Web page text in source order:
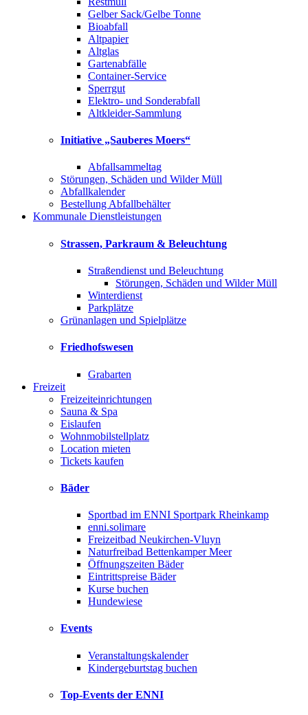
Gelber Sack/Gelbe Tonne
Bioabfall
Altpapier
Altglas
Gartenabfälle
Container-Service
Sperrgut
Elektro- und Sonderabfall
Altkleider-Sammlung
Initiative „Sauberes Moers“
Abfallsammeltag
Störungen, Schäden und Wilder Müll
Abfallkalender
Bestellung Abfallbehälter
Kommunale Dienstleistungen
Strassen, Parkraum & Beleuchtung
Straßendienst und Beleuchtung
Störungen, Schäden und Wilder Müll
Winterdienst
Parkplätze
Grünanlagen und Spielplätze
Friedhofswesen
Grabarten
Freizeit
Freizeiteinrichtungen
Sauna & Spa
Eislaufen
Wohnmobilstellplatz
Location mieten
Tickets kaufen
Bäder
Sportbad im ENNI Sportpark Rheinkamp
enni.solimare
Freizeitbad Neukirchen-Vluyn
Naturfreibad Bettenkamper Meer
Öffnungszeiten Bäder
Eintrittspreise Bäder
Kurse buchen
Hundewiese
Events
Veranstaltungskalender
Kindergeburtstag buchen
Top-Events der ENNI